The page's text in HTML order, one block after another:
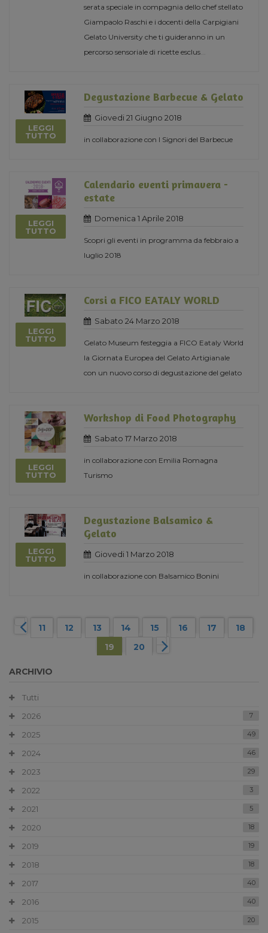
serata speciale in compagnia dello chef stellato
Giampaolo Raschi e i docenti della Carpigiani
Gelato University che ti guideranno in un
percorso sensoriale di ricette esclus
LEGGI
TUTTO
Degustazione Barbecue & Gelato
Giovedi 21 Giugno 2018
in collaborazione con I Signori del Barbecue
LEGGI
TUTTO
Calendario eventi primavera -
estate
Domenica 1 Aprile 2018
Scopri gli eventi in programma da febbraio a
luglio 2018
LEGGI
TUTTO
Corsi a FICO EATALY WORLD
Sabato 24 Marzo 2018
Gelato Museum festeggia a FICO Eataly World
la Giornata Europea del Gelato Artigianale
con un nuovo corso di degustazione del gelato
LEGGI
TUTTO
Workshop di Food Photography
Sabato 17 Marzo 2018
in collaborazione con Emilia Romagna
Turismo
LEGGI
TUTTO
Degustazione Balsamico &
Gelato
Giovedi 1 Marzo 2018
in collaborazione con Balsamico Bonini
11 12 13 14 15 16 17
18
19
20
ARCHIVIO
Tutti
2026
7
2025 49
2024 46
2023 29
2022 3
2021 5
2020 18
2019 19
2018 18
2017 40
2016 40
2015 20